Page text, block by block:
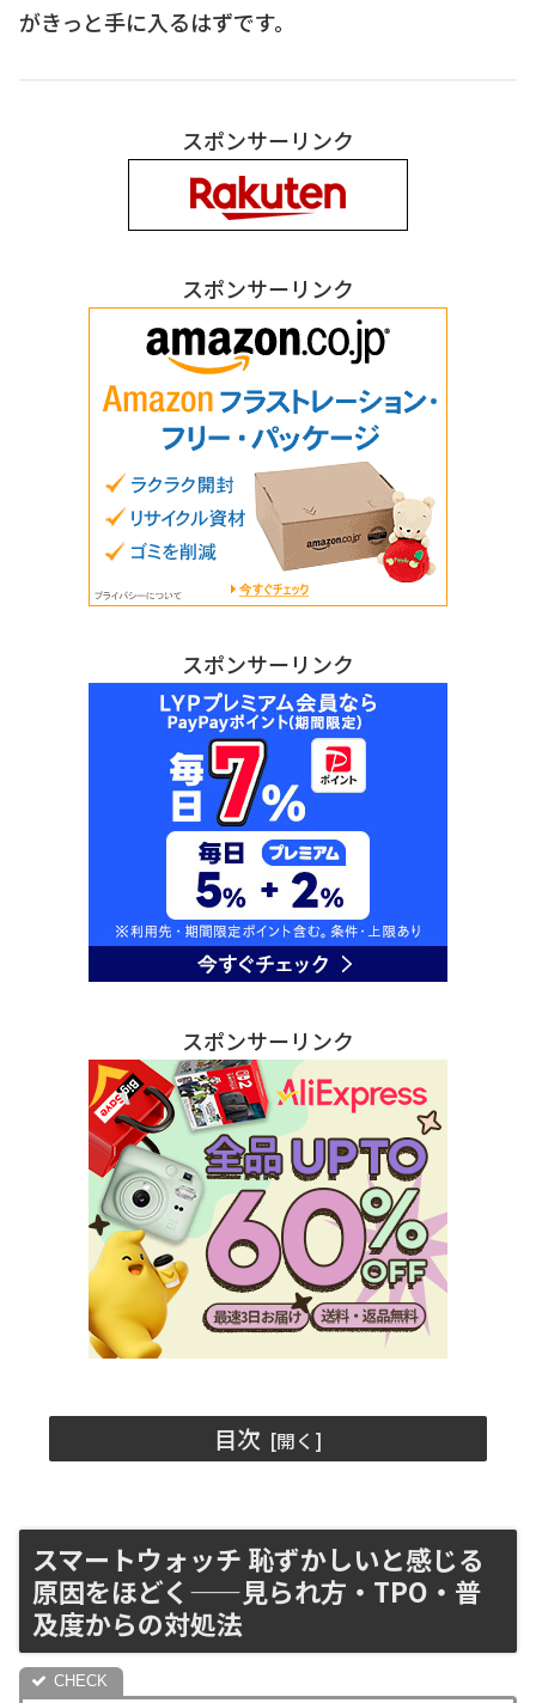
がきっと手に入るはずです。
スポンサーリンク
スポンサーリンク
スポンサーリンク
スポンサーリンク
目次
スマートウォッチ 恥ずかしいと感じる
原因をほどく——見られ方・TPO・普
及度からの対処法